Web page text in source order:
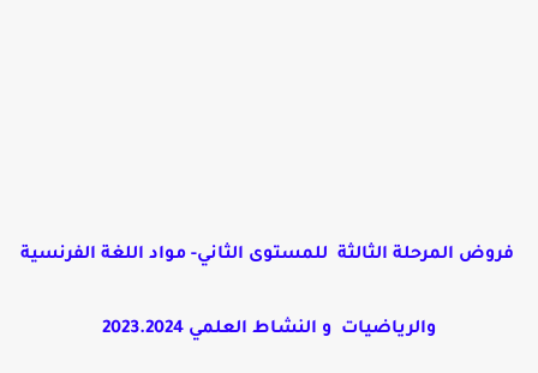
فروض المرحلة الثالثة للمستوى الثاني- مواد اللغة الفرنسية
والرياضيات و النشاط العلمي 2023.2024